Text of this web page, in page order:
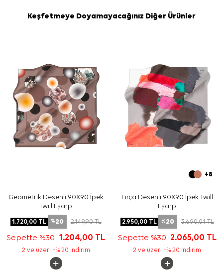
Keşfetmeye Doyamayacağınız Diğer Ürünler
Geometrik Desenli 90X90 İpek
Twill Eşarp
1.720,00TL %20 2.149,90TL
Sepette %30 1.204,00 TL
2 ve üzeri +% 20 indirim
+8
Fırça Desenli 90X90 İpek Twill
Eşarp
2.950,00TL %20 3.690,01TL
Sepette %30 2.065,00 TL
2 ve üzeri +% 20 indirim